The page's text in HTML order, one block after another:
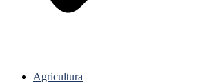
Agricultura